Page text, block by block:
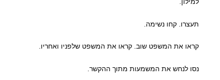
תעצרו. קחו נשימה.
קראו את המשפט שוב. קראו את המשפט שלפניו ואחריו.
נסו לנחש את המשמעות מתוך ההקשר.